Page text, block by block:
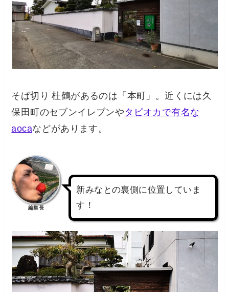
そば切り 杜鶴があるのは「本町」。近くには久
保田町のセブンイレブンやタピオカで有名な
aocaなどがあります。
編集長
新みなとの裏側に位置していま
す！